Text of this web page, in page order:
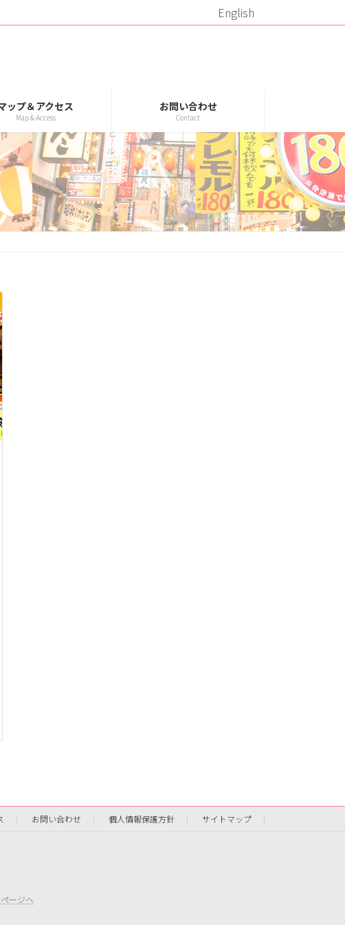
English
ップ＆アクセス
Map & Access
お問い合わせ
Contact
お問い合わせ 個人情報保護方針 サイトマップ
ージへ